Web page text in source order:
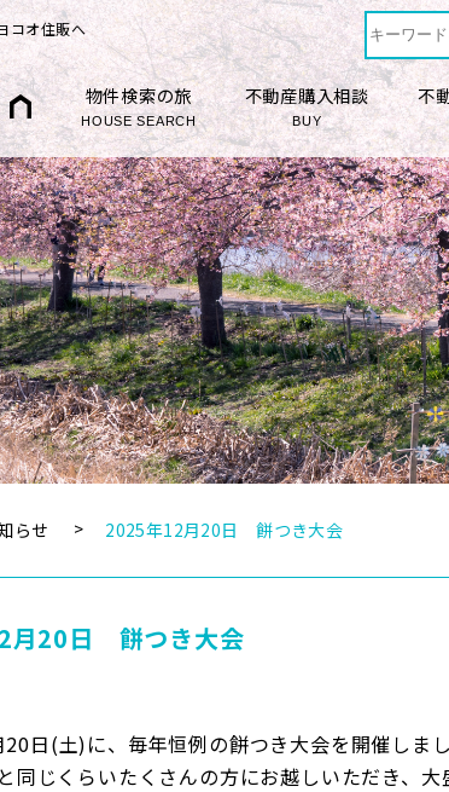
コオ住販へ
物件検索の旅
HOUSE SEARCH
不動産購入相談
BUY
不
らせ 2025年12月20日 餅つき大会
月20日 餅つき大会
日(土)に、毎年恒例の餅つき大会を開催しまし
同じくらいたくさんの方にお越しいただき、大